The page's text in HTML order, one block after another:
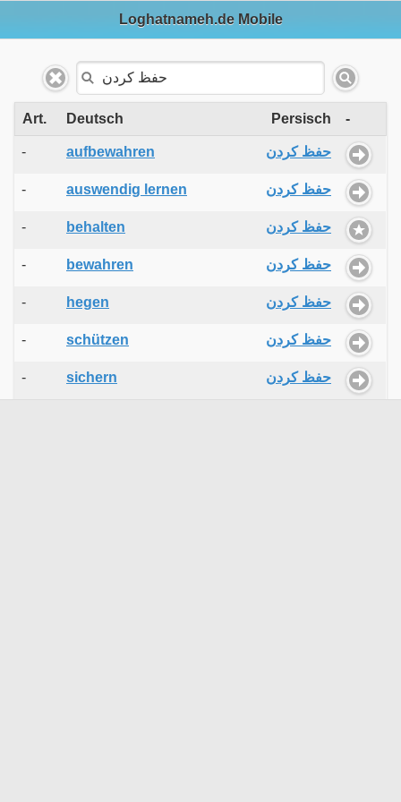
Loghatnameh.de Mobile
Art. Deutsch Persisch -
- aufbewahren حفظ کردن
- auswendig lernen حفظ کردن
- behalten حفظ کردن
- bewahren حفظ کردن
- hegen حفظ کردن
- schützen حفظ کردن
- sichern حفظ کردن